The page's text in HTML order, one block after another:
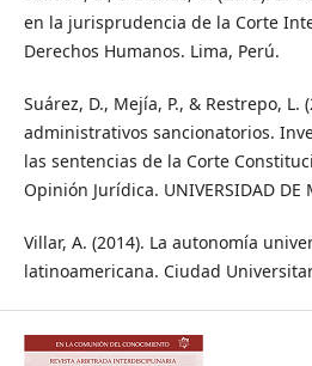
en la jurisprudencia de la Corte
Derechos Humanos. Lima, Perú.
Suárez, D., Mejía, P., & Restrepo, L.
administrativos sancionatorios.
las sentencias de la Corte
Opinión Jurídica. UNIVERSIDAD DE
Villar, A. (2014). La autonomía
latinoamericana. Ciudad